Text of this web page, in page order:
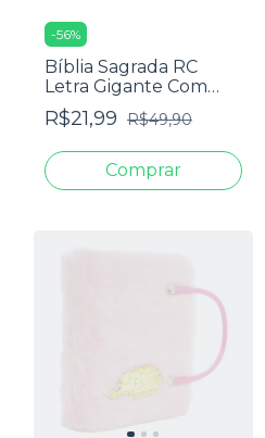
-56%
Bíblia Sagrada RC
Letra Gigante Com
Harpa Avivada E
Corinhos Capa Dura
R$21,99 R$49,90